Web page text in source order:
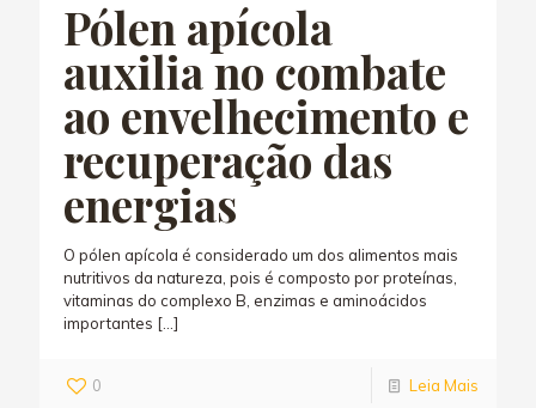
Pólen apícola
auxilia no combate
ao envelhecimento e
recuperação das
energias
O pólen apícola é considerado um dos alimentos mais
nutritivos da natureza, pois é composto por proteínas,
vitaminas do complexo B, enzimas e aminoácidos
importantes […]
0 Leia Mais